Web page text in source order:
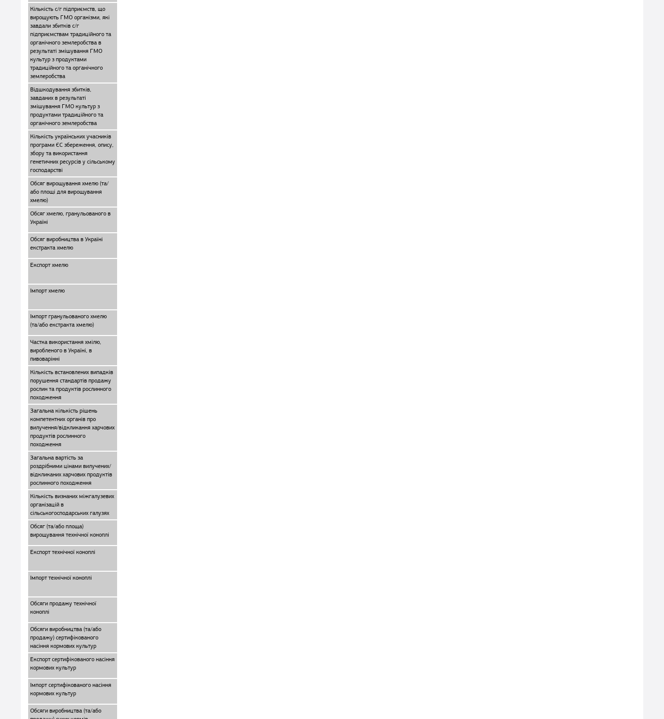
Кількість с/г підприємств, що
вирощують ГМО організми, які
завдали збитків с/г
підприємствам традиційного та
органічного землеробства в
результаті змішування ГМО
культур з продуктами
традиційного та органічного
землеробства
Відшкодування збитків,
завданих в результаті
змішування ГМО культур з
продуктами традиційного та
органічного землеробства
Кількість українських учасників
програми ЄС збереження, опису,
збору та використання
генетичних ресурсів у сільському
господарстві
Обсяг вирощування хмелю (та/
або площі для вирощування
хмелю)
Обсяг хмелю, гранульованого в
Україні
Обсяг виробництва в Україні
екстракта хмелю
Експорт хмелю
Імпорт хмелю
Імпорт гранульованого хмелю
(та/або екстракта хмелю)
Частка використання хмілю,
виробленого в Україні, в
пивоварінні
Кількість встановлених випадків
порушення стандартів продажу
рослин та продуктів рослинного
походження
Загальна кількість рішень
компетентних органів про
вилучення/відкликання харчових
продуктів рослинного
походження
Загальна вартість за
роздрібними цінами вилучених/
відкликаних харчових продуктів
рослинного походження
Кількість визнаних міжгалузевих
організацій в
сільськогосподарських галузях
Обсяг (та/або площа)
вирощування технічної коноплі
Експорт технічної коноплі
Імпорт технічної коноплі
Обсяги продажу технічної
коноплі
Обсяги виробництва (та/або
продажу) сертифікованого
насіння кормових культур
Експорт сертифікованого насіння
кормових культур
Імпорт сертифікованого насіння
кормових культур
Обсяги виробництва (та/або